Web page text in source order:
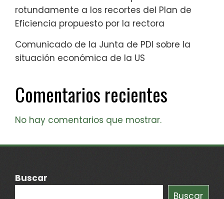
rotundamente a los recortes del Plan de
Eficiencia propuesto por la rectora
Comunicado de la Junta de PDI sobre la
situación económica de la US
Comentarios recientes
No hay comentarios que mostrar.
Buscar
Buscar